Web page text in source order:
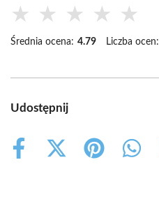
★ ★ ★ ★ ★
Średnia ocena: 4.79 Liczba ocen:
Udostępnij
Share
Share
Share
Share